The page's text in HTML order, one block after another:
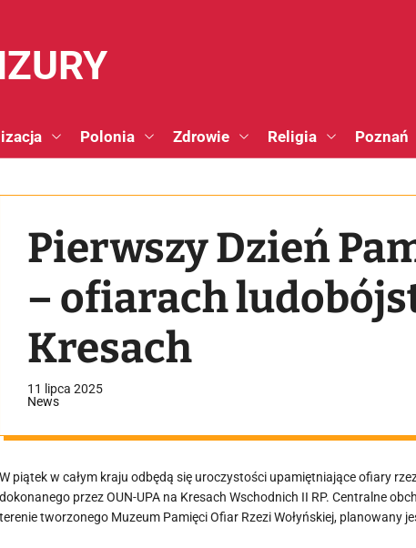
Polonia Zdrowie Religia Poznań
Pierwszy Dzień
– ofiarach
Kresach
11 lipca 2025
News
W piątek w całym kraju odbędą się uroczystości upamiętniające ofiary
dokonanego przez OUN-UPA na Kresach Wschodnich II RP. Centralne
terenie tworzonego Muzeum Pamięci Ofiar Rzezi Wołyńskiej, planowany